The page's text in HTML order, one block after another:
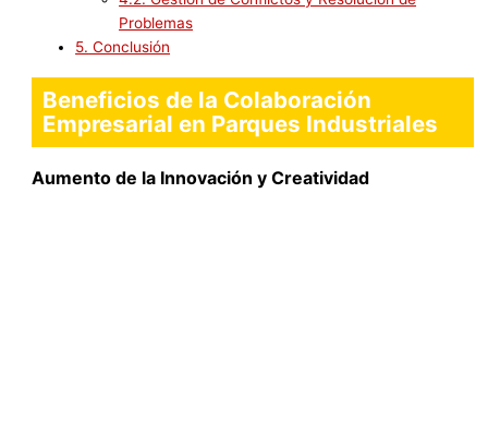
Problemas
5. Conclusión
Beneficios de la Colaboración
Empresarial en Parques Industriales
Aumento de la Innovación y Creatividad